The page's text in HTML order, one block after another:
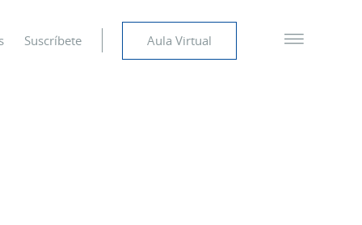
Suscríbete Aula Virtual